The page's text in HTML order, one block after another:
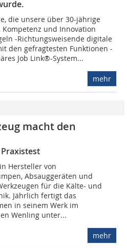
die unsere über 30-jährige
Kompetenz und Innovation
-Richtungsweisende digitale
den gefragtesten Funktionen -
Job Link®-System...
mehr
macht den
Hersteller von
Absauggeräten und
für die Kälte- und
Jährlich fertigt das
in seinem Werk im
Wenling unter...
mehr